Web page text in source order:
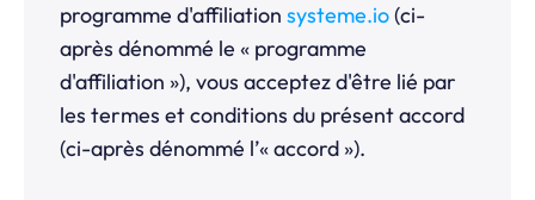
programme d'affiliation systeme.io(ci-
après dénommé le « programme
d'affiliation »), vous acceptez d'être lié par
les termes et conditions du présent accord
(ci-après dénommé l’« accord »).